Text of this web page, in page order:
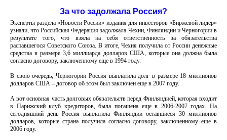
За что задолжала Россия?
Эксперты раздела «Новости России» издания для инвесторов «Биржевой лидер»
узнали, что Российская Федерация задолжала Чехии, Финляндии и Черногории в
результате того, что взяла на себя ответственность за обязательства
распавшегося Советского Союза. В итоге, Чехия получила от России денежные
средства в размере 3,6 миллиарда долларов США, которые она должна была
согласно договору, заключенному еще в 1994 году.
В свою очередь, Черногории Россия выплатила долг в размере 18 миллионов
долларов США – договор об этом был заключен еще в 2007 году.
А вот основная часть долговых обязательств перед Финляндией, которая входит
в Парижский клуб кредиторов, была погашена еще в 2006-2007 годах. На
сегодняшний день Россия выплатила Финляндии оставшиеся 30 миллионов
долларов, которые страна получила согласно договору, заключенному еще в
2006 году.